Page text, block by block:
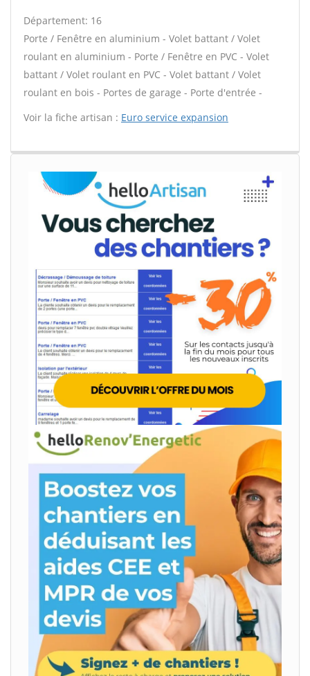
Département: 16
Porte / Fenêtre en aluminium - Volet battant / Volet
roulant en aluminium - Porte / Fenêtre en PVC - Volet
battant / Volet roulant en PVC - Volet battant / Volet
roulant en bois - Portes de garage - Porte d'entrée -
Voir la fiche artisan : Euro service expansion